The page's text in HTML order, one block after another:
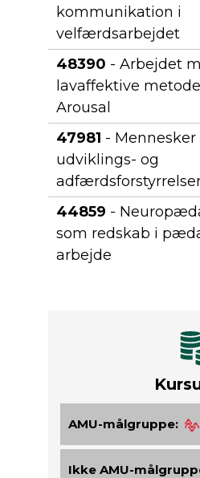
kommunikation i
velfærdsarbejdet
48390 - Arbejdet
lavaffektive
Arousal
47981 - Mennesker
udviklings- og
44859 -
som redskab i
arbejde
AMU-målgruppe:
Ikke AMU-